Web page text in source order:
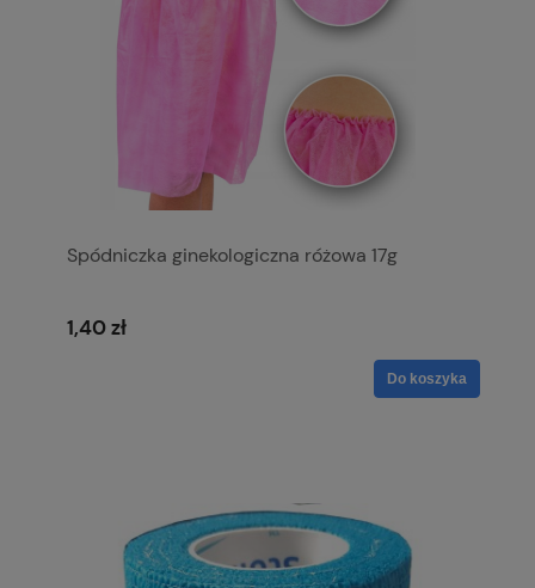
Spódniczka ginekologiczna różowa 17g
1,40 zł
Do koszyka